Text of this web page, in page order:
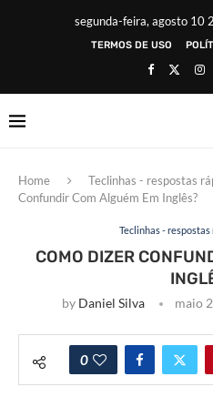
segunda-feira, agosto 10
TERMOS DE USO
Home Teclinhas - respostas
Confundir Com Alguém Em Inglês?
Teclinhas -
COMO DIZER
by Daniel Silva maio
0